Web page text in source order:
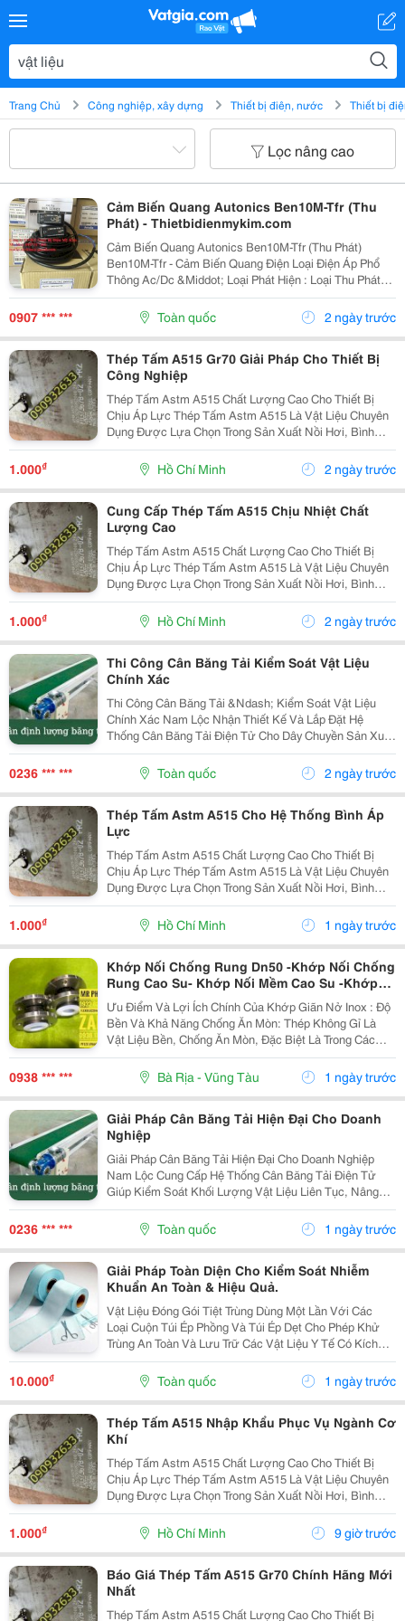
Trang Chủ Công nghiệp, xây dựng Thiết bị điện, nước Thiết bị
Lọc nâng cao
Cảm Biến Quang Autonics Ben10M-Tfr (Thu
Phát) - Thietbidienmykim.com
Cảm Biến Quang Autonics Ben10M-Tfr (Thu Phát)
Ben10M-Tfr - Cảm Biến Quang Điện Loại Điện Áp Phổ
Thông Ac/Dc &Middot; Loại Phát Hiện : Loại Thu Phát
&Middot; Khoảng Cách Phát Hiện : 10M &Middot;
Khoảng Cách Phát Hiện : Vật Liệu ... Công Ty...
0907 *** *** Toàn quốc 2 ngày trước
Thép Tấm A515 Gr70 Giải Pháp Cho Thiết Bị
Công Nghiệp
Thép Tấm Astm A515 Chất Lượng Cao Cho Thiết Bị
Chịu Áp Lực Thép Tấm Astm A515 Là Vật Liệu Chuyên
Dụng Được Lựa Chọn Trong Sản Xuất Nồi Hơi, Bình
Chịu Áp, Bồn Chứa Công Nghiệp Và Các Thiết Bị Làm
Việc Ở Nhiệt Độ Cao. Với Khả Năng Chịu Áp Lực Tốt,
1.000₫ Hồ Chí Minh 2 ngày trước
Cung Cấp Thép Tấm A515 Chịu Nhiệt Chất
Lượng Cao
Thép Tấm Astm A515 Chất Lượng Cao Cho Thiết Bị
Chịu Áp Lực Thép Tấm Astm A515 Là Vật Liệu Chuyên
Dụng Được Lựa Chọn Trong Sản Xuất Nồi Hơi, Bình
Chịu Áp, Bồn Chứa Công Nghiệp Và Các Thiết Bị Làm
Việc Ở Nhiệt Độ Cao. Với Khả Năng Chịu Áp Lực Tốt,
1.000₫ Hồ Chí Minh 2 ngày trước
Thi Công Cân Băng Tải Kiểm Soát Vật Liệu
Chính Xác
Thi Công Cân Băng Tải &Ndash; Kiểm Soát Vật Liệu
Chính Xác Nam Lộc Nhận Thiết Kế Và Lắp Đặt Hệ
Thống Cân Băng Tải Điện Tử Cho Dây Chuyền Sản Xuất
Công Nghiệp. Ưu Điểm Nổi Bật ✔️ Định Lượng Liên Tục.
✔️ Sai Số Thấp. ✔️ Dễ Dàng Tích Hợp Plc Và Phần...
0236 *** *** Toàn quốc 2 ngày trước
Thép Tấm Astm A515 Cho Hệ Thống Bình Áp
Lực
Thép Tấm Astm A515 Chất Lượng Cao Cho Thiết Bị
Chịu Áp Lực Thép Tấm Astm A515 Là Vật Liệu Chuyên
Dụng Được Lựa Chọn Trong Sản Xuất Nồi Hơi, Bình
Chịu Áp, Bồn Chứa Công Nghiệp Và Các Thiết Bị Làm
Việc Ở Nhiệt Độ Cao. Với Khả Năng Chịu Áp Lực Tốt,
1.000₫ Hồ Chí Minh 1 ngày trước
Khớp Nối Chống Rung Dn50 -Khớp Nối Chống
Rung Cao Su- Khớp Nối Mềm Cao Su -Khớp
Nối Mềm Inox Mặt Bích -Khớp Nối Mềm Chống
Rung- Khớp Nối Mềm Inox 304-Khớp Giãn Nở
Kim Loại-Khopnoimem-Khopgiannoinox
Ưu Điểm Và Lợi Ích Chính Của Khớp Giãn Nở Inox : Độ
Bền Và Khả Năng Chống Ăn Mòn: Thép Không Gỉ Là
Vật Liệu Bền, Chống Ăn Mòn, Đặc Biệt Là Trong Các
Ứng Dụng Nhiệt Độ Cao. Tiết Kiệm Không Gian Và Chi
Phí: Chúng Thường Tiết Kiệm Không Gian Hơn...
0938 *** *** Bà Rịa - Vũng Tàu 1 ngày trước
Giải Pháp Cân Băng Tải Hiện Đại Cho Doanh
Nghiệp
Giải Pháp Cân Băng Tải Hiện Đại Cho Doanh Nghiệp
Nam Lộc Cung Cấp Hệ Thống Cân Băng Tải Điện Tử
Giúp Kiểm Soát Khối Lượng Vật Liệu Liên Tục, Nâng
Cao Hiệu Quả Quản Lý Và Tối Ưu Quy Trình Sản Xuất.
Đặc Điểm ✔️ Đo Lưu Lượng Chính Xác. ✔️ Kết Nối...
0236 *** *** Toàn quốc 1 ngày trước
Giải Pháp Toàn Diện Cho Kiểm Soát Nhiễm
Khuẩn An Toàn & Hiệu Quả.
Vật Liệu Đóng Gói Tiệt Trùng Dùng Một Lần Với Các
Loại Cuộn Túi Ép Phồng Và Túi Ép Dẹt Cho Phép Khử
Trùng An Toàn Và Lưu Trữ Các Vật Liệu Y Tế Có Kích
Cỡ Và Ứng Dụng Khác Nhau. Các Cuộn Túi Ép Tiệt
Trùng Được Làm Bằng 2 Lớp: Giấy Và Màng Film, Hai...
10.000₫ Toàn quốc 1 ngày trước
Thép Tấm A515 Nhập Khẩu Phục Vụ Ngành Cơ
Khí
Thép Tấm Astm A515 Chất Lượng Cao Cho Thiết Bị
Chịu Áp Lực Thép Tấm Astm A515 Là Vật Liệu Chuyên
Dụng Được Lựa Chọn Trong Sản Xuất Nồi Hơi, Bình
Chịu Áp, Bồn Chứa Công Nghiệp Và Các Thiết Bị Làm
Việc Ở Nhiệt Độ Cao. Với Khả Năng Chịu Áp Lực Tốt,
1.000₫ Hồ Chí Minh 9 giờ trước
Báo Giá Thép Tấm A515 Gr70 Chính Hãng Mới
Nhất
Thép Tấm Astm A515 Chất Lượng Cao Cho Thiết Bị